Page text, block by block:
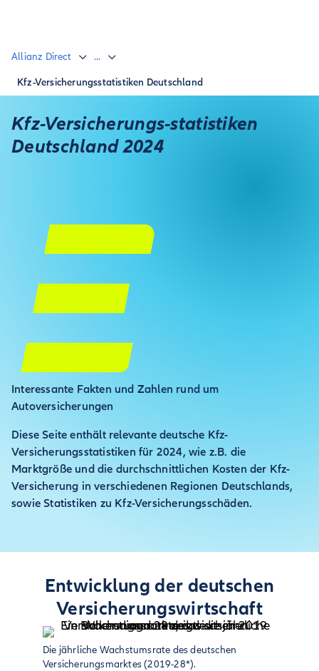
Allianz Direct ...
Kfz-Versicherungsstatistiken Deutschland
Kfz-Versicherungs-statistiken
Deutschland 2024
Interessante Fakten und Zahlen rund um
Autoversicherungen
Diese Seite enthält relevante deutsche Kfz-
Versicherungsstatistiken für 2024, wie z.B. die
Marktgröße und die durchschnittlichen Kosten der Kfz-
Versicherung in verschiedenen Regionen Deutschlands,
sowie Statistiken zu Kfz-Versicherungsschäden.
Entwicklung der deutschen
Versicherungswirtschaft
Die jährliche Wachstumsrate des deutschen
Versicherungsmarktes (2019-28*).